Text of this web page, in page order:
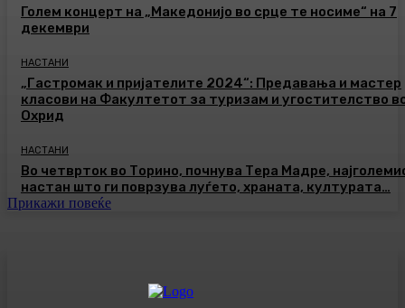
Голем концерт на „Македонијо во срце те носиме“ на 7
декември
НАСТАНИ
„Гастромак и пријателите 2024“: Предавања и мастер
класови на Факултетот за туризам и угостителство
Охрид
НАСТАНИ
Во четврток во Торино, почнува Тера Мадре,
настан што ги поврзува луѓето, храната, културата…
Прикажи повеќе